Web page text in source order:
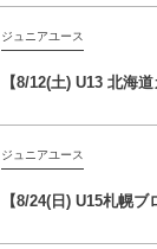
ジュニアユース
【8/12(土) U13 北海
ジュニアユース
【8/24(日) U15札幌ブ